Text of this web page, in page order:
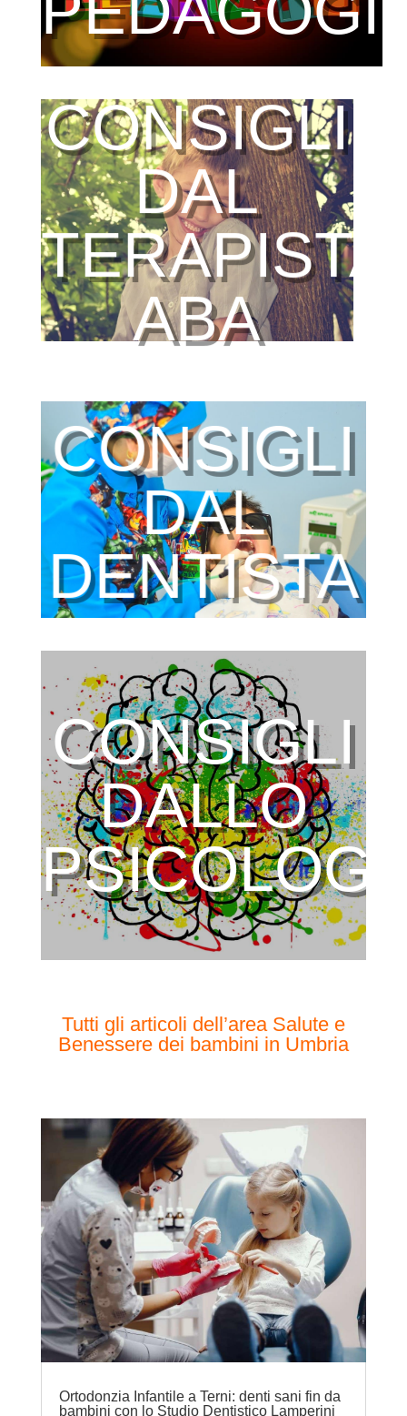
CONSIGLI
DAL
TERAPISTA
ABA
CONSIGLI
DAL
DENTISTA
CONSIGLI
DALLO
Tutti gli articoli dell’area Salute e
Benessere dei bambini in Umbria
Ortodonzia Infantile a Terni: denti sani fin da
bambini con lo Studio Dentistico Lamperini